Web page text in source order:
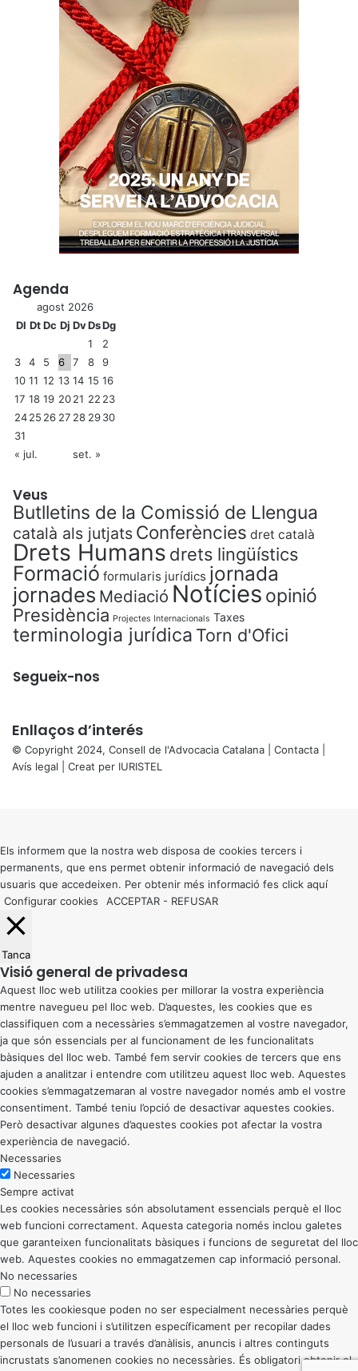
Agenda
agost 2026
Dl DtDc Dj DvDsDg
1
2
3
4 5 6 7 8
9
10 11 12 13 14 15 16
17 18 19 2021 22 23
2425 26 27 28 2930
31
« jul.
set. »
Veus
Butlletins de la Comissió de Llengua
català als jutjats Conferències dret català
Drets Humans drets lingüístics
Formació formularis jurídics jornada
jornades Mediació Notícies opinió
Presidència Projectes Internacionals Taxes
terminologia jurídica Torn d'Ofici
Segueix-nos
Enllaços d’interés
© Copyright 2024, Consell de l'Advocacia Catalana | Contacta
Avís legal | Creat per IURISTEL
button
Els informem que la nostra web disposa de cookies tercers i
permanents, que ens permet obtenir informació de navegació dels
usuaris que accedeixen. Per obtenir més informació fes click aquí
Configurar cookies
ACCEPTAR - REFUSAR
Tanca
Visió general de privadesa
Aquest lloc web utilitza cookies per millorar la vostra experiència
mentre navegueu pel lloc web. D’aquestes, les cookies que es
classifiquen com a necessàries s’emmagatzemen al vostre navegador,
ja que són essencials per al funcionament de les funcionalitats
bàsiques del lloc web. També fem servir cookies de tercers que ens
ajuden a analitzar i entendre com utilitzeu aquest lloc web. Aquestes
cookies s’emmagatzemaran al vostre navegador només amb el vostre
consentiment. També teniu l’opció de desactivar aquestes cookies.
Però desactivar algunes d’aquestes cookies pot afectar la vostra
experiència de navegació.
Necessaries
Necessaries
Sempre activat
Les cookies necessàries són absolutament essencials perquè el lloc
web funcioni correctament. Aquesta categoria només inclou galetes
que garanteixen funcionalitats bàsiques i funcions de seguretat del lloc
web. Aquestes cookies no emmagatzemen cap informació personal.
No necessaries
No necessaries
Totes les cookiesque poden no ser especialment necessàries perquè
el lloc web funcioni i s’utilitzen específicament per recopilar dades
personals de l’usuari a través d’anàlisis, anuncis i altres continguts
incrustats s’anomenen cookies no necessàries. És obligatori obtenir el